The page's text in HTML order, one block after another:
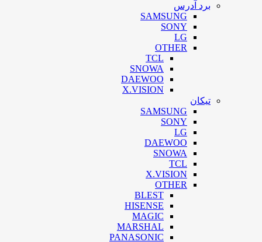
برد آدرس
SAMSUNG
SONY
LG
OTHER
TCL
SNOWA
DAEWOO
X.VISION
تیکان
SAMSUNG
SONY
LG
DAEWOO
SNOWA
TCL
X.VISION
OTHER
BLEST
HISENSE
MAGIC
MARSHAL
PANASONIC